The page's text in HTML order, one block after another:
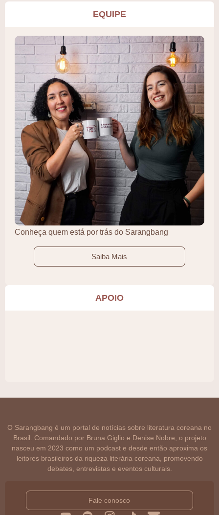
EQUIPE
Conheça quem está por trás do Sarangbang
Saiba Mais
APOIO
O Sarangbang é um portal de notícias sobre literatura coreana no
Brasil. Comandado por Bruna Giglio e Denise Nobre, o projeto
nasceu em 2023 como um podcast e desde então aproxima os
leitores brasileiros da riqueza literária coreana, promovendo
debates, entrevistas e eventos culturais.
Fale conosco